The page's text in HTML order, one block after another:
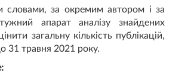
словами, за окремим автором і за
апарат аналізу знайдених
загальну кількість публікацій,
31 травня 2021 року.